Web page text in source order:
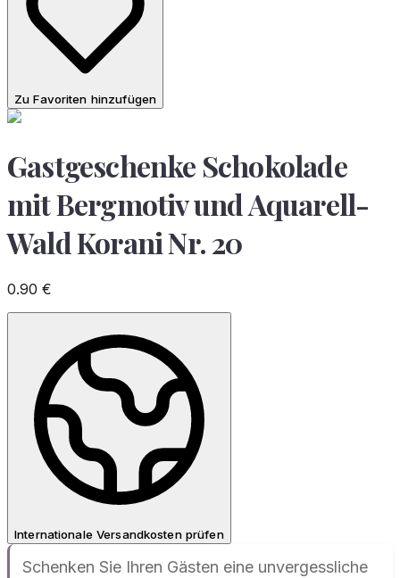
Zu Favoriten hinzufügen
Gastgeschenke Schokolade
mit Bergmotiv und Aquarell-
Wald Korani Nr. 20
0.90 €
Internationale Versandkosten prüfen
Schenken Sie Ihren Gästen eine unvergessliche